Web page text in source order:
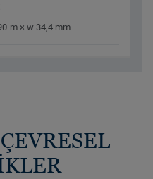
m × w 34,4 mm